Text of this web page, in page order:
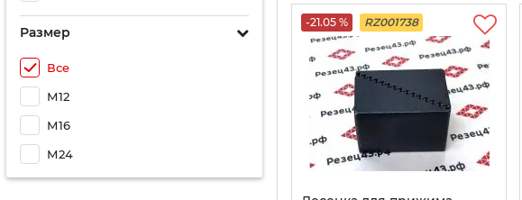
Размер
Все
М12
М16
М24
-21.05 % RZ001738